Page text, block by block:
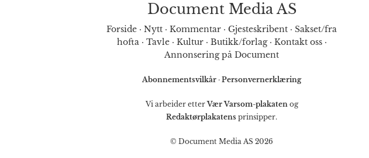
Document Media AS
Forside · Nytt · Kommentar · Gjesteskribent · Sakset/fra
hofta· Tavle· Kultur· Butikk/forlag· Kontakt oss·
Annonsering på Document
Abonnementsvilkår · Personvernerklæring
Vi arbeider etterVær Varsom-plakatenog
Redaktørplakatens prinsipper.
© Document Media AS 2026